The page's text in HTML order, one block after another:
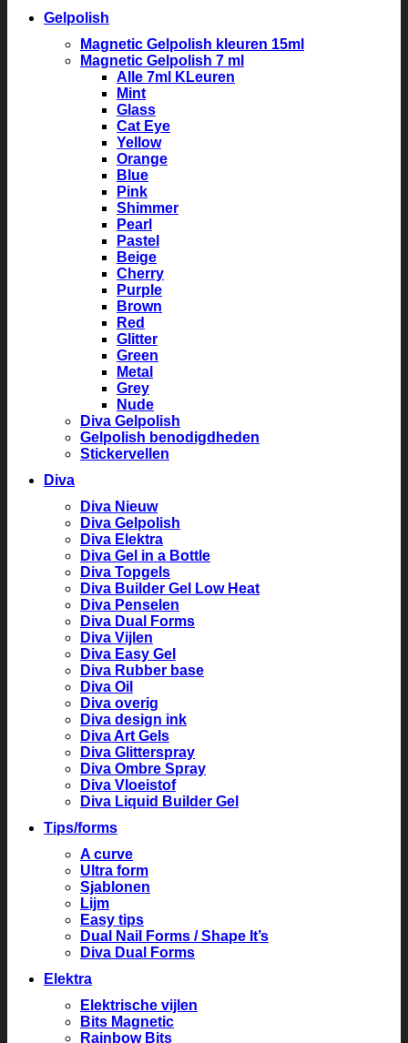
Gelpolish
Magnetic Gelpolish kleuren 15ml
Magnetic Gelpolish 7 ml
Alle 7ml KLeuren
Mint
Glass
Cat Eye
Yellow
Orange
Blue
Pink
Shimmer
Pearl
Pastel
Beige
Cherry
Purple
Brown
Red
Glitter
Green
Metal
Grey
Nude
Diva Gelpolish
Gelpolish benodigdheden
Stickervellen
Diva
Diva Nieuw
Diva Gelpolish
Diva Elektra
Diva Gel in a Bottle
Diva Topgels
Diva Builder Gel Low Heat
Diva Penselen
Diva Dual Forms
Diva Vijlen
Diva Easy Gel
Diva Rubber base
Diva Oil
Diva overig
Diva design ink
Diva Art Gels
Diva Glitterspray
Diva Ombre Spray
Diva Vloeistof
Diva Liquid Builder Gel
Tips/forms
A curve
Ultra form
Sjablonen
Lijm
Easy tips
Dual Nail Forms / Shape It’s
Diva Dual Forms
Elektra
Elektrische vijlen
Bits Magnetic
Rainbow Bits